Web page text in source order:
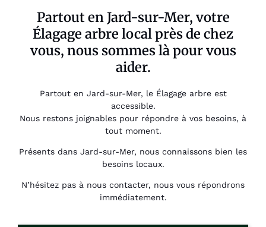
Partout en Jard-sur-Mer, votre
Élagage arbre local près de chez
vous, nous sommes là pour vous
aider.
Partout en Jard-sur-Mer, le Élagage arbre est
accessible.
Nous restons joignables pour répondre à vos besoins, à
tout moment.
Présents dans Jard-sur-Mer, nous connaissons bien les
besoins locaux.
N’hésitez pas à nous contacter, nous vous répondrons
immédiatement.